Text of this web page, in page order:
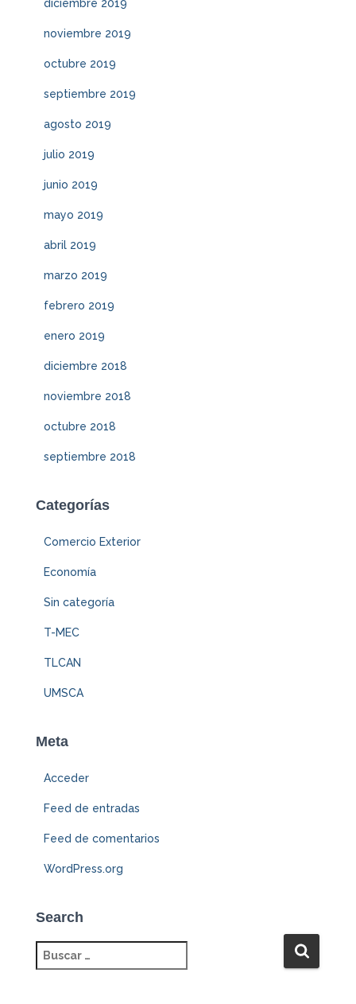
diciembre 2019
noviembre 2019
octubre 2019
septiembre 2019
agosto 2019
julio 2019
junio 2019
mayo 2019
abril 2019
marzo 2019
febrero 2019
enero 2019
diciembre 2018
noviembre 2018
octubre 2018
septiembre 2018
Categorías
Comercio Exterior
Economía
Sin categoría
T-MEC
TLCAN
UMSCA
Meta
Acceder
Feed de entradas
Feed de comentarios
WordPress.org
Search
u